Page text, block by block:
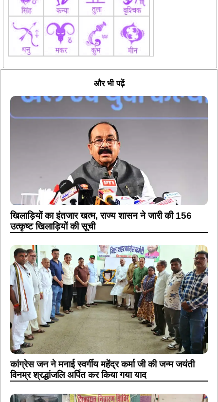
और भी पढ़ें
खिलाड़ियों का इंतजार खत्म, राज्य शासन ने जारी की 156
उत्कृष्ट खिलाड़ियों की सूची
कांग्रेस जन ने मनाई स्वर्गीय महेंद्र कर्मा जी की जन्म जयंती
विनम्र श्रद्धांजलि अर्पित कर किया गया याद